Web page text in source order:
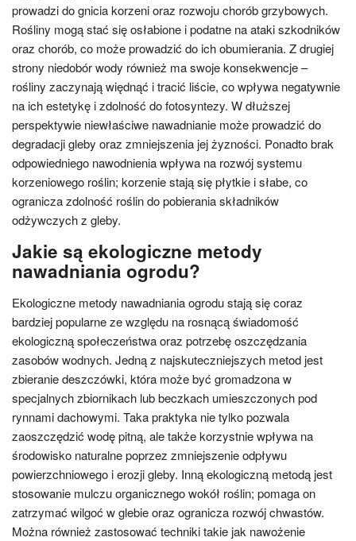
prowadzi do gnicia korzeni oraz rozwoju chorób grzybowych.
Rośliny mogą stać się osłabione i podatne na ataki szkodników
oraz chorób, co może prowadzić do ich obumierania. Z drugiej
strony niedobór wody również ma swoje konsekwencje –
rośliny zaczynają więdnąć i tracić liście, co wpływa negatywnie
na ich estetykę i zdolność do fotosyntezy. W dłuższej
perspektywie niewłaściwe nawadnianie może prowadzić do
degradacji gleby oraz zmniejszenia jej żyzności. Ponadto brak
odpowiedniego nawodnienia wpływa na rozwój systemu
korzeniowego roślin; korzenie stają się płytkie i słabe, co
ogranicza zdolność roślin do pobierania składników
odżywczych z gleby.
Jakie są ekologiczne metody
nawadniania ogrodu?
Ekologiczne metody nawadniania ogrodu stają się coraz
bardziej popularne ze względu na rosnącą świadomość
ekologiczną społeczeństwa oraz potrzebę oszczędzania
zasobów wodnych. Jedną z najskuteczniejszych metod jest
zbieranie deszczówki, która może być gromadzona w
specjalnych zbiornikach lub beczkach umieszczonych pod
rynnami dachowymi. Taka praktyka nie tylko pozwala
zaoszczędzić wodę pitną, ale także korzystnie wpływa na
środowisko naturalne poprzez zmniejszenie odpływu
powierzchniowego i erozji gleby. Inną ekologiczną metodą jest
stosowanie mulczu organicznego wokół roślin; pomaga on
zatrzymać wilgoć w glebie oraz ogranicza rozwój chwastów.
Można również zastosować techniki takie jak nawożenie